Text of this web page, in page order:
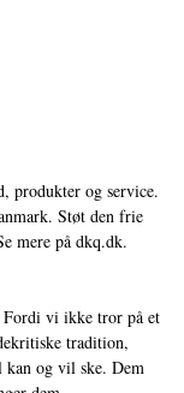
produkter og service.
Støt den frie
mere på dkq.dk.
Fordi vi ikke tror på et
tradition,
kan og vil ske. Dem